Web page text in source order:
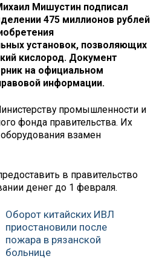
Мишустин подписал
475 миллионов рублей
установок, позволяющих
кислород. Документ
на официальном
информации.
промышленности и
фонда правительства. Их
взамен
в правительство
денег до 1 февраля.
Оборот китайских ИВЛ
приостановили после
пожара в рязанской
больнице